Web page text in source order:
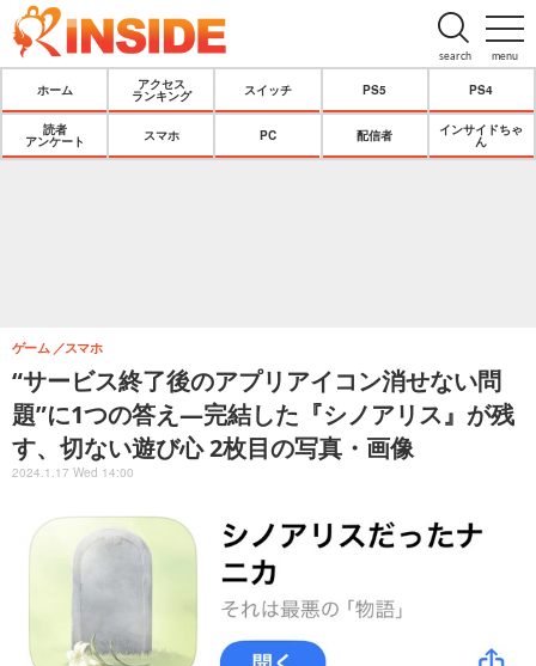
menu
search
ホーム
アクセス
ランキング
スイッチ PS5 PS4
読者
アンケート
スマホ PC 配信者
インサイドちゃ
ん
“サービス終了後のアプリアイコン消せない問
題”に1つの答え―完結した『シノアリス』が残
す、切ない遊び心 2枚目の写真・画像
ゲーム スマホ
2024.1.17 Wed 14:00